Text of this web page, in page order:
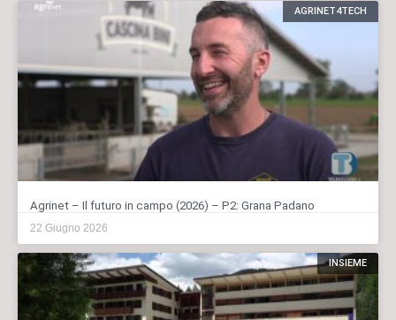
AGRINET4TECH
Agrinet – Il futuro in campo (2026) – P2: Grana Padano
22 Giugno 2026
INSIEME